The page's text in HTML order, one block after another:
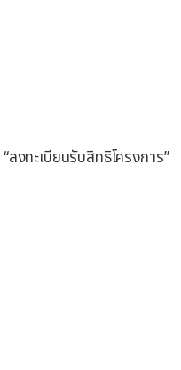
ลงทะเบียนรับสิทธิโครงการ”